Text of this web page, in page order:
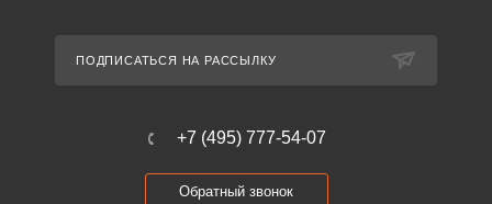
ПОДПИСАТЬСЯ НА РАССЫЛКУ
+7 (495) 777-54-07
Обратный звонок